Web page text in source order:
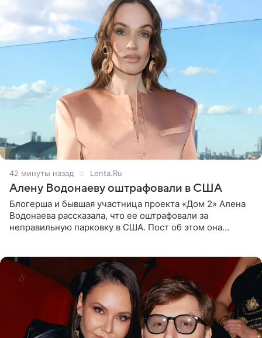
43 минуты назад Lenta.Ru
Алену Водонаеву оштрафовали в США
Блогерша и бывшая участница проекта «Дом 2» Алена
Водонаева рассказала, что ее оштрафовали за
неправильную парковку в США. Пост об этом она